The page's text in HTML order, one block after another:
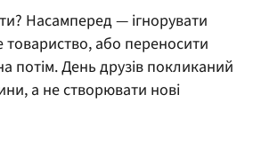
Насамперед — ігнорувати
товариство, або переносити
потім. День друзів покликаний
а не створювати нові